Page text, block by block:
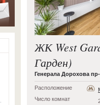
ЖК West
Гарден)
Генерала Дорохова
Расположение
Число комнат